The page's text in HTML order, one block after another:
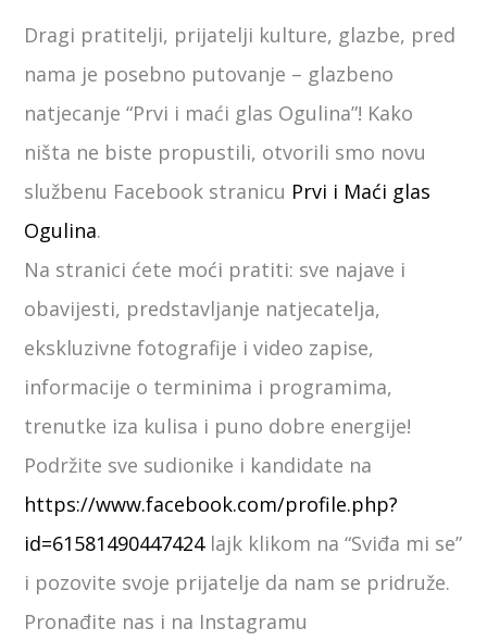
Dragi pratitelji, prijatelji kulture, glazbe, pred
nama je posebno putovanje – glazbeno
natjecanje “Prvi i maći glas Ogulina”! Kako
ništa ne biste propustili, otvorili smo novu
službenu Facebook stranicu Prvi i Maći glas
Ogulina.
Na stranici ćete moći pratiti: sve najave i
obavijesti, predstavljanje natjecatelja,
ekskluzivne fotografije i video zapise,
informacije o terminima i programima,
trenutke iza kulisa i puno dobre energije!
Podržite sve sudionike i kandidate na
https://www.facebook.com/profile.php?
id=61581490447424lajk klikom na “Sviđa mi se”
i pozovite svoje prijatelje da nam se pridruže.
Pronađite nas i na Instagramu